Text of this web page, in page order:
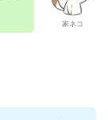
家ネコ